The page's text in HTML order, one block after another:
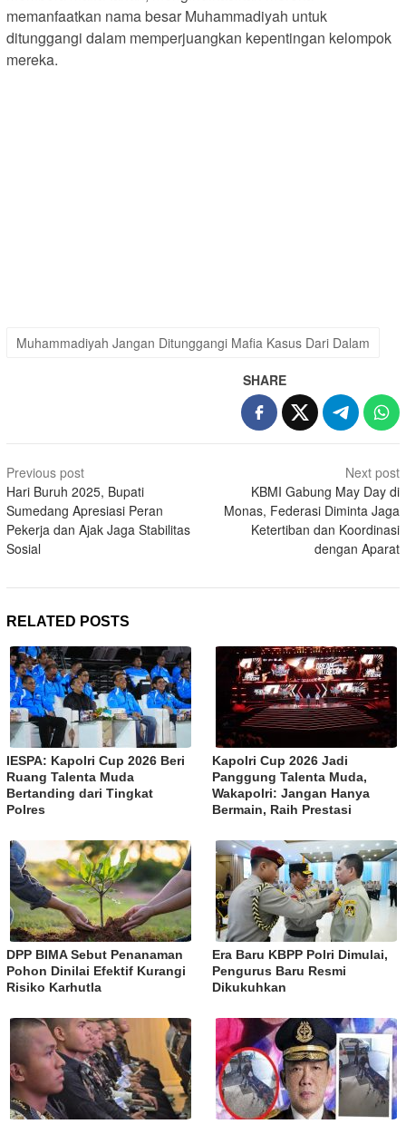
memanfaatkan nama besar Muhammadiyah untuk
ditunggangi dalam memperjuangkan kepentingan kelompok
mereka.
Muhammadiyah Jangan Ditunggangi Mafia Kasus Dari Dalam
SHARE
Post
navigation
Previous post
Hari Buruh 2025, Bupati
Sumedang Apresiasi Peran
Pekerja dan Ajak Jaga Stabilitas
Sosial
Next post
KBMI Gabung May Day di
Monas, Federasi Diminta Jaga
Ketertiban dan Koordinasi
dengan Aparat
RELATED POSTS
IESPA: Kapolri Cup 2026 Beri
Ruang Talenta Muda
Bertanding dari Tingkat
Polres
Kapolri Cup 2026 Jadi
Panggung Talenta Muda,
Wakapolri: Jangan Hanya
Bermain, Raih Prestasi
DPP BIMA Sebut Penanaman
Pohon Dinilai Efektif Kurangi
Risiko Karhutla
Era Baru KBPP Polri Dimulai,
Pengurus Baru Resmi
Dikukuhkan